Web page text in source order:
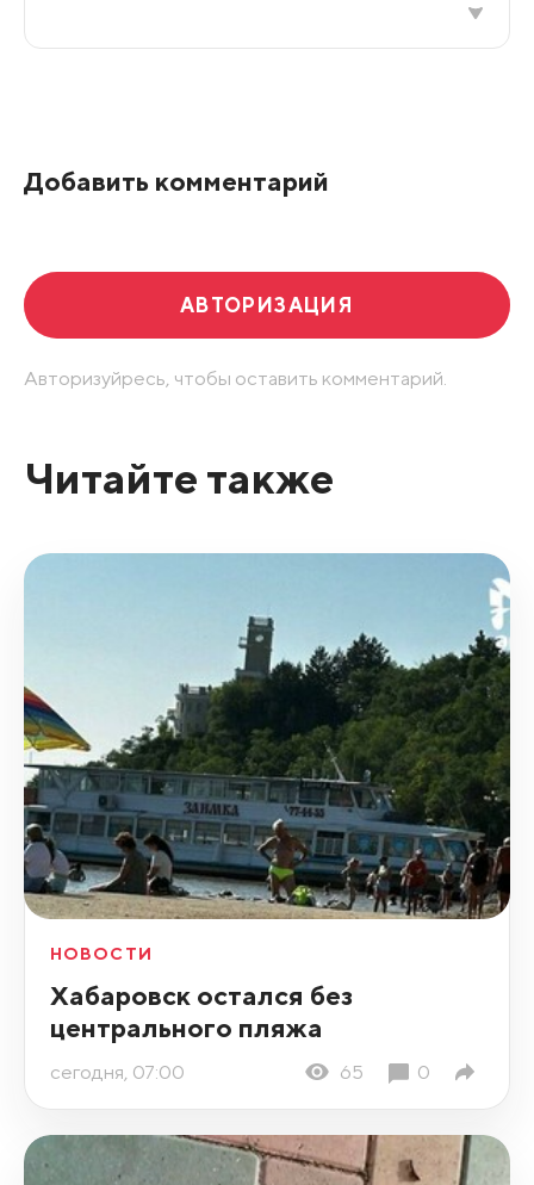
Добавить комментарий
АВТОРИЗАЦИЯ
Авторизуйресь, чтобы оставить комментарий.
Читайте также
НОВОСТИ
Хабаровск остался без
центрального пляжа
сегодня, 07:00 65 0